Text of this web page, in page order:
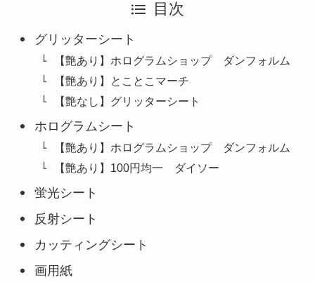
目次
グリッターシート
【艶あり】ホログラムショップ ダンフォルム
【艶あり】とことこマーチ
【艶なし】グリッターシート
ホログラムシート
【艶あり】ホログラムショップ ダンフォルム
【艶あり】100円均一 ダイソー
蛍光シート
反射シート
カッティングシート
画用紙